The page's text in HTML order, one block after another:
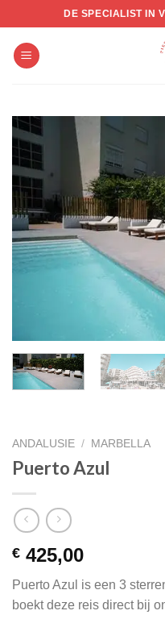
to
content
DE SPECIALIST IN
ANDALUSIE / MARBELLA
Puerto Azul
€ 425,00
Puerto Azul is een 3
boekt deze reis direct bij